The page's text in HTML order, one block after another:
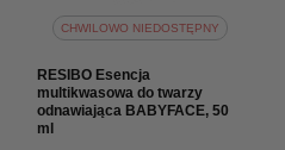
CHWILOWO NIEDOSTĘPNY
RESIBO Esencja
multikwasowa do twarzy
odnawiająca BABYFACE, 50
ml